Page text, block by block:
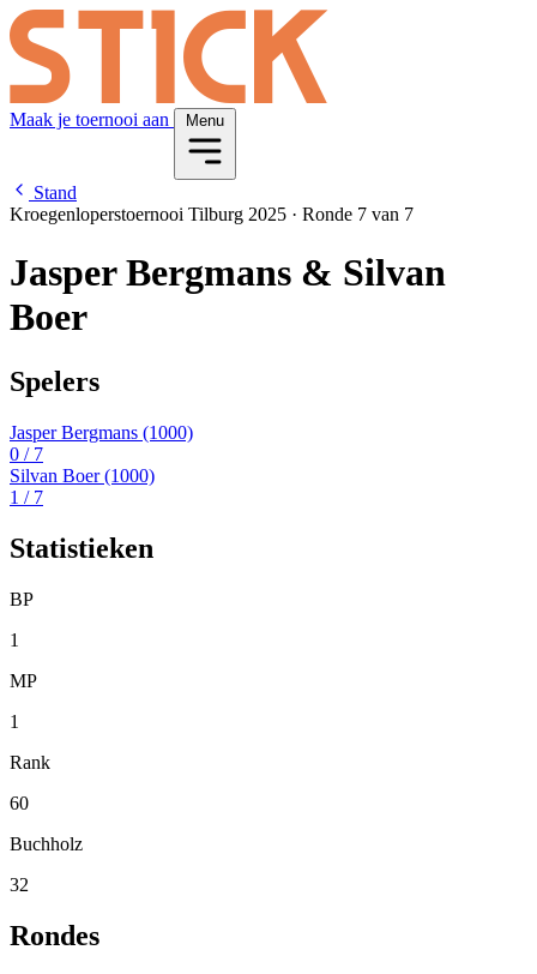
Maak je toernooi aan Menu
Stand
Kroegenloperstoernooi Tilburg 2025 · Ronde 7 van 7
Jasper Bergmans & Silvan
Boer
Spelers
Jasper Bergmans (1000)
0 / 7
Silvan Boer(1000)
1 / 7
Statistieken
BP
1
MP
1
Rank
60
Buchholz
32
Rondes